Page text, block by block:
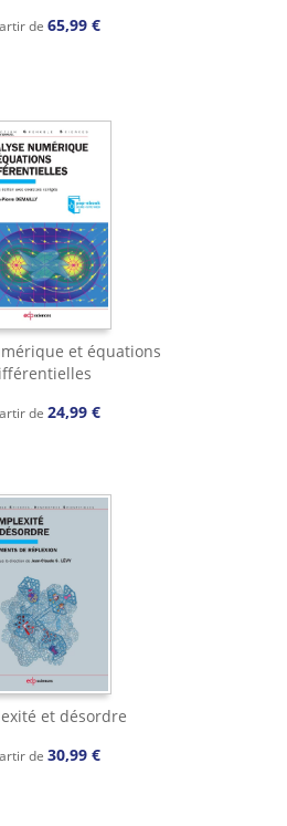
de 65,99 €
et équations
de 24,99 €
et désordre
de 30,99 €